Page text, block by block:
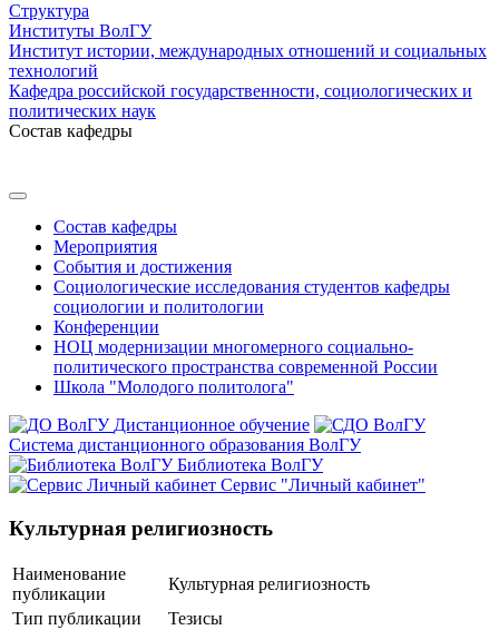
Структура
Институты ВолГУ
Институт истории, международных отношений и социальных
технологий
Кафедра российской государственности, социологических и
политических наук
Состав кафедры
Состав кафедры
Мероприятия
События и достижения
Социологические исследования студентов кафедры
социологии и политологии
Конференции
НОЦ модернизации многомерного социально-
политического пространства современной России
Школа "Молодого политолога"
Дистанционное обучение
Система дистанционного образования ВолГУ
Библиотека ВолГУ
Сервис "Личный кабинет"
Культурная религиозность
Наименование
публикации
Культурная религиозность
Тип публикации
Тезисы